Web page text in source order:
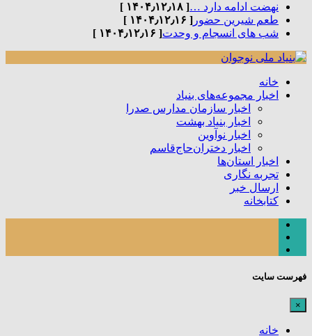
نهضت ادامه دارد …[ ۱۴۰۴٫۱۲٫۱۸ ]
طعم شیرین حضور [ ۱۴۰۴٫۱۲٫۱۶ ]
شب های انسجام و وحدت[ ۱۴۰۴٫۱۲٫۱۶ ]
خانه
اخبار مجموعه‌های بنیاد
اخبار سازمان مدارس صدرا
اخبار بنیاد بهشت
اخبار نوآوین
اخبار دختران‌حاج‌قاسم
اخبار استان‌ها
تجربه نگاری
ارسال خبر
کتابخانه
فهرست سایت
×
خانه